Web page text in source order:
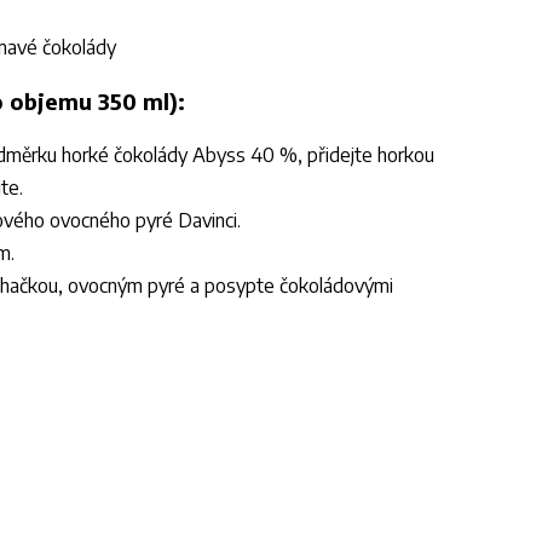
čokolády
350 ml):
horké čokolády Abyss 40 %, přidejte horkou
ovocného pyré Davinci.
ovocným pyré a posypte čokoládovými